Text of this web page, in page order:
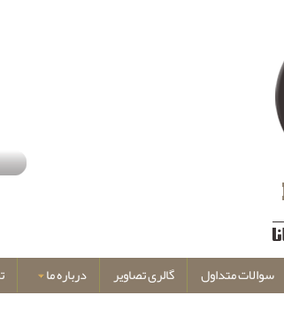
سوالات متداول گالری تصاویر درباره ما